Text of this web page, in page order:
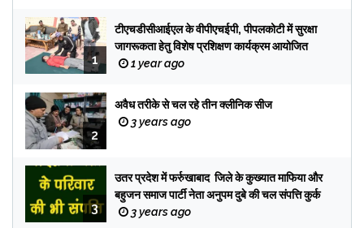
1
टीएचडीसीआईएल के वीपीएचईपी, पीपलकोटी में सुरक्षा
जागरूकता हेतु विशेष प्रशिक्षण कार्यक्रम आयोजित
1 year ago
2
अवैध तरीके से चल रहे तीन क्लीनिक सीज
3 years ago
3
उतर प्रदेश में फर्रुखाबाद जिले के कुख्यात माफिया और
बहुजन समाज पार्टी नेता अनुपम दुबे की चल संपत्ति कुर्क
3 years ago